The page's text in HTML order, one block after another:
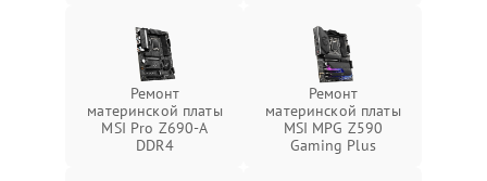
Ремонт
материнской платы
MSI Pro Z690-A
DDR4
Ремонт
материнской платы
MSI MPG Z590
Gaming Plus